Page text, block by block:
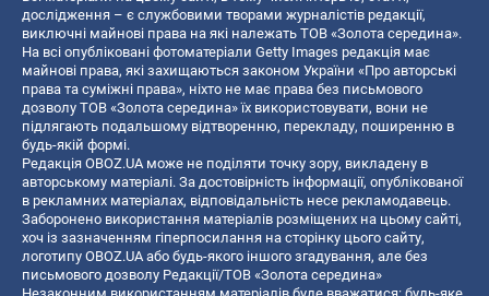
дослідження – є службовими творами журналістів редакції,
виключні майнові права на які належать ТОВ «Золота середина».
На всі опубліковані фотоматеріали Getty Images редакція має
майнові права, які захищаються законом України «Про авторські
права та суміжні права», ніхто не має права без письмового
дозволу ТОВ «Золота середина» їх використовувати, вони не
підлягають подальшому відтворенню, перекладу, поширенню в
будь-якій формі.
Редакція OBOZ.UA може не поділяти точку зору, викладену в
авторському матеріалі. За достовірність інформації, опублікованої
в рекламних матеріалах, відповідальність несе рекламодавець.
Заборонено використання матеріалів розміщених на цьому сайті,
хоч із зазначенням гіперпосилання на сторінку цього сайту,
логотипу OBOZ.UA або будь-якого іншого згадування, але без
письмового дозволу Редакції/ТОВ «Золота середина»